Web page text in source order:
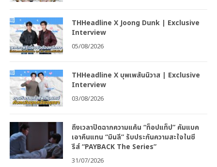
THHeadline X Joong Dunk | Exclusive
Interview
05/08/2026
THHeadline X บุพเพสันนิวาส | Exclusive
Interview
03/08/2026
ถึงเวลาปิดฉากความแค้น “ท็อปแท็ป” คัมแบค
เอาคืนแทน “มินลี” รับประกันความสะใจในซี
รีส์ “PAYBACK The Series”
31/07/2026